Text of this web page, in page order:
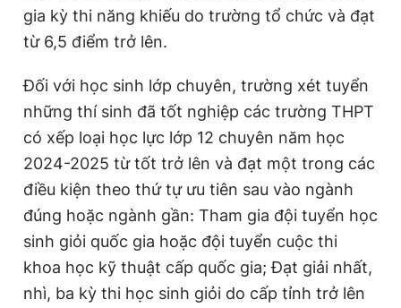
gia kỳ thi năng khiếu do trường tổ chức và đạt
từ 6,5 điểm trở lên.
Đối với học sinh lớp chuyên, trường xét tuyển
những thí sinh đã tốt nghiệp các trường THPT
có xếp loại học lực lớp 12 chuyên năm học
2024-2025 từ tốt trở lên và đạt một trong các
điều kiện theo thứ tự ưu tiên sau vào ngành
đúng hoặc ngành gần: Tham gia đội tuyển học
sinh giỏi quốc gia hoặc đội tuyển cuộc thi
khoa học kỹ thuật cấp quốc gia; Đạt giải nhất,
nhì, ba kỳ thi học sinh giỏi do cấp tỉnh trở lên